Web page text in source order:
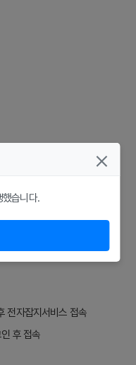
관 내부 WIFI로 접속
전자잡지서비스 접속
후 접속
했습니다.